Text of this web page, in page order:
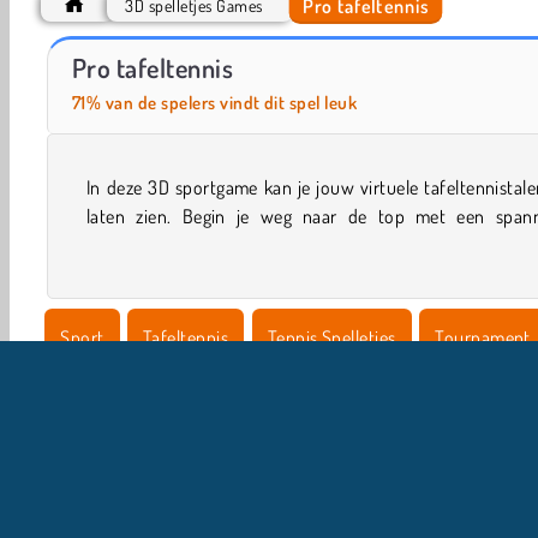
Vissimulator
3D spelletjes Games Pro tafeltennis
Pro tafeltennis
71% van de spelers vindt dit spel leuk
In deze 3D sportgame kan je jouw virtuele
laten zien. Begin je weg naar de top met een
toernooi of speel een vriendschappelijke match met een
Sport Tafeltennis Tennis Spelletjes Tournament